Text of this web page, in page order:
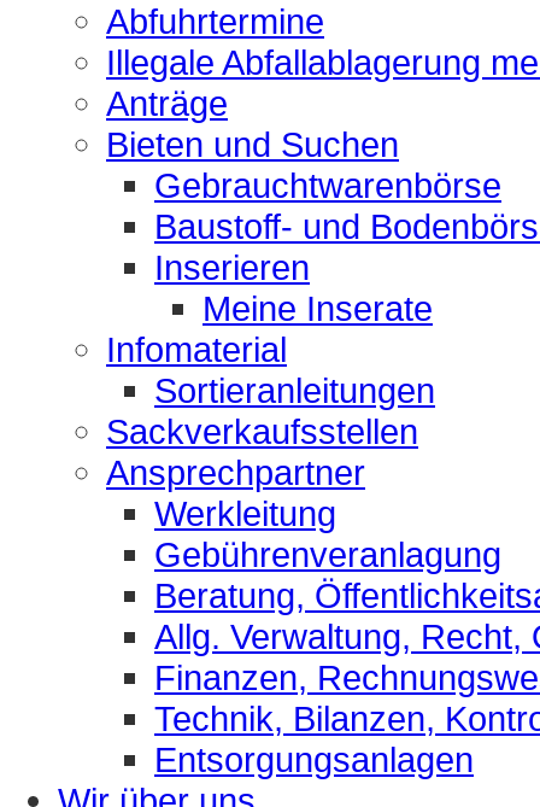
Abfuhrtermine
Illegale Abfallablagerung
Anträge
Bieten und Suchen
Gebrauchtwarenbörse
Baustoff- und
Inserieren
Meine Inserate
Infomaterial
Sortieranleitungen
Sackverkaufsstellen
Ansprechpartner
Werkleitung
Gebührenveranlagung
Beratung,
Allg. Verwaltung, Recht,
Finanzen,
Technik, Bilanzen,
Entsorgungsanlagen